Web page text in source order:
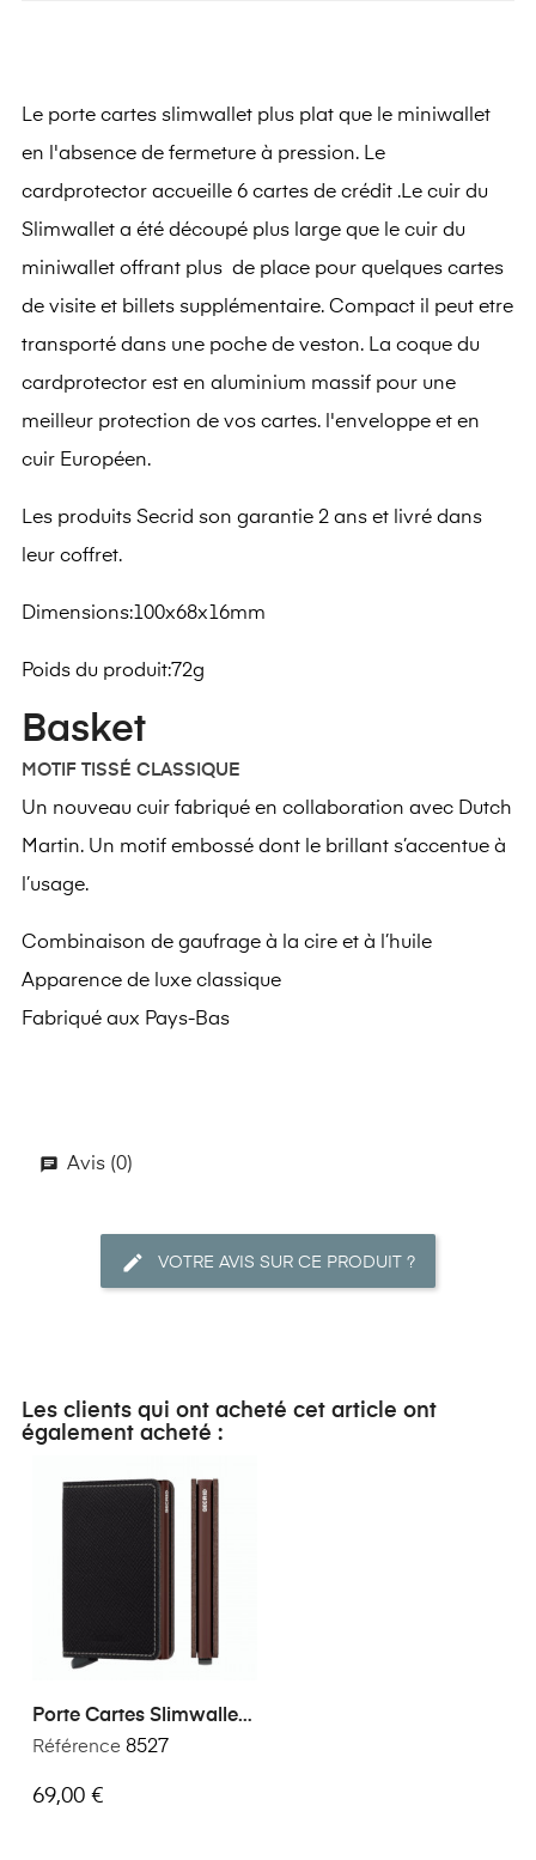
Le porte cartes slimwallet plus plat que le miniwallet
en l'absence de fermeture à pression. Le
cardprotector accueille 6 cartes de crédit .Le cuir du
Slimwallet a été découpé plus large que le cuir du
miniwallet offrant plus de place pour quelques cartes
de visite et billets supplémentaire. Compact il peut etre
transporté dans une poche de veston. La coque du
cardprotector est en aluminium massif pour une
meilleur protection de vos cartes. l'enveloppe et en
cuir Européen.
Les produits Secrid son garantie 2 ans et livré dans
leur coffret.
Dimensions:100x68x16mm
Poids du produit:72g
Basket
MOTIF TISSÉ CLASSIQUE
Un nouveau cuir fabriqué en collaboration avec Dutch
Martin. Un motif embossé dont le brillant s’accentue à
l’usage.
Combinaison de gaufrage à la cire et à l’huile
Apparence de luxe classique
Fabriqué aux Pays-Bas
Avis (0)
VOTRE AVIS SUR CE PRODUIT ?
Les clients qui ont acheté cet article ont
également acheté :
Porte Cartes Slimwallet
Secrid Saffiano
Référence 8527
69,00 €